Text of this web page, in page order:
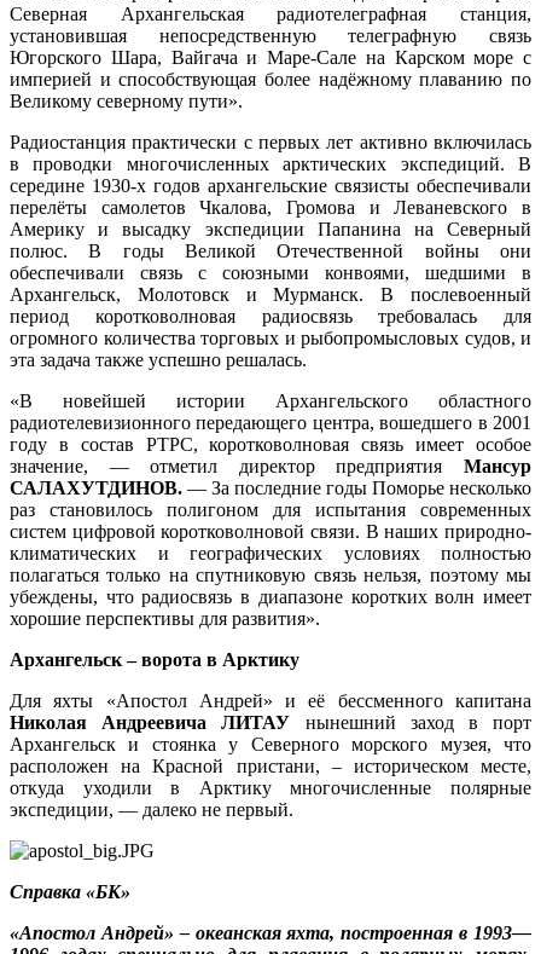
Северная Архангельская радиотелеграфная станция,
установившая непосредственную телеграфную связь
Югорского Шара, Вайгача и Маре-Сале на Карском море с
империей и способствующая более надёжному плаванию по
Великому северному пути».
Радиостанция практически с первых лет активно включилась
в проводки многочисленных арктических экспедиций. В
середине 1930-х годов архангельские связисты обеспечивали
перелёты самолетов Чкалова, Громова и Леваневского в
Америку и высадку экспедиции Папанина на Северный
полюс. В годы Великой Отечественной войны они
обеспечивали связь с союзными конвоями, шедшими в
Архангельск, Молотовск и Мурманск. В послевоенный
период коротковолновая радиосвязь требовалась для
огромного количества торговых и рыбопромысловых судов, и
эта задача также успешно решалась.
«В новейшей истории Архангельского областного
радиотелевизионного передающего центра, вошедшего в 2001
году в состав РТРС, коротковолновая связь имеет особое
значение, — отметил директор предприятия Мансур
САЛАХУТДИНОВ. — За последние годы Поморье несколько
раз становилось полигоном для испытания современных
систем цифровой коротковолновой связи. В наших природно-
климатических и географических условиях полностью
полагаться только на спутниковую связь нельзя, поэтому мы
убеждены, что радиосвязь в диапазоне коротких волн имеет
хорошие перспективы для развития».
Архангельск – ворота в Арктику
Для яхты «Апостол Андрей» и её бессменного капитана
Николая Андреевича ЛИТАУ нынешний заход в порт
Архангельск и стоянка у Северного морского музея, что
расположен на Красной пристани, – историческом месте,
откуда уходили в Арктику многочисленные полярные
экспедиции, — далеко не первый.
Справка «БК»
«Апостол Андрей» – океанская яхта, построенная в 1993—